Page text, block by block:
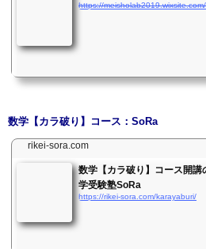
https://
数学【カラ破り】コース：SoRa
rikei-sora.com
数学【カラ破り】コース開
学受験塾SoRa
https://rikei-sora.com/karayaburi/